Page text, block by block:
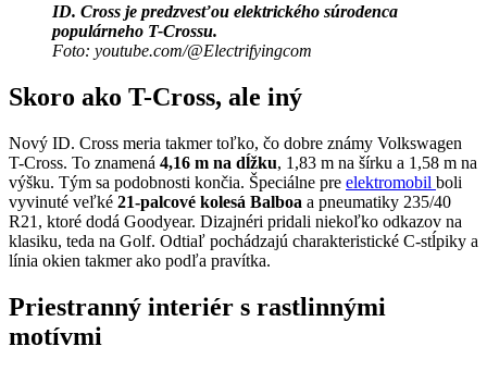
ID. Cross je predzvesťou elektrického súrodenca
populárneho T-Crossu.
Foto: youtube.com/@Electrifyingcom
Skoro ako T-Cross, ale iný
Nový ID. Cross meria takmer toľko, čo dobre známy Volkswagen
T-Cross. To znamená 4,16 m na dĺžku, 1,83 m na šírku a 1,58 m na
výšku. Tým sa podobnosti končia. Špeciálne pre elektromobil boli
vyvinuté veľké 21-palcové kolesá Balboa a pneumatiky 235/40
R21, ktoré dodá Goodyear. Dizajnéri pridali niekoľko odkazov na
klasiku, teda na Golf. Odtiaľ pochádzajú charakteristické C-stĺpiky a
línia okien takmer ako podľa pravítka.
Priestranný interiér s rastlinnými
motívmi